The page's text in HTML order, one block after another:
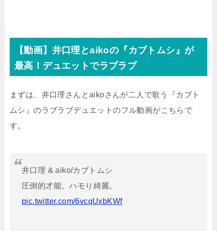
【動画】井口理とaikoの『カブトムシ』が
最高！デュエットでラブラブ
まずは、井口理さんとaikoさんが二人で歌う『カブト
ムシ』のラブラブデュエットのフル動画がこちらで
す。
井口理 & aiko/カブトムシ
圧倒的才能。ハモり綺麗。
pic.twitter.com/6vcqUxbKWf